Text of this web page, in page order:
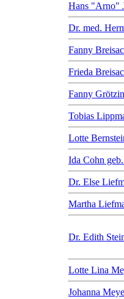
Hans "Arno"
Dr. med.
Fanny
Frieda
Fanny
Tobias
Lotte
Ida Cohn
Dr. Else
Martha
Dr. Edith
Lotte Lina
Johanna